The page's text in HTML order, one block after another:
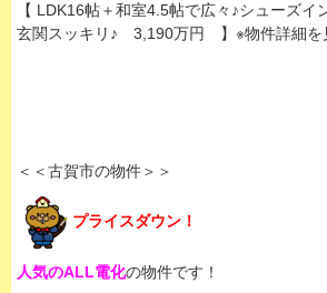
【 LDK16帖＋和室4.5帖で広々♪シューズイ
玄関スッキリ♪ 3,190万円 】※物件詳細を
＜＜古賀市の物件＞＞
プライスダウン！
人気のALL電化の物件です！